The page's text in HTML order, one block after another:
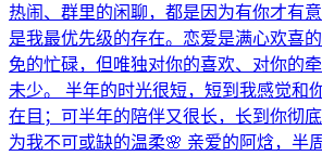
热闹、群里的闲聊，都是因为有你才有
是我最优先级的存在。恋爱是满心欢喜
免的忙碌，但唯独对你的喜欢、对你的
未少。 半年的时光很短，短到我感觉和
在目；可半年的陪伴又很长，长到你彻
为我不可或缺的温柔🌸 亲爱的阿焓，半